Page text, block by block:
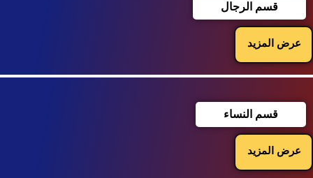
قسم الرجال
عرض المزيد
قسم النساء
عرض المزيد